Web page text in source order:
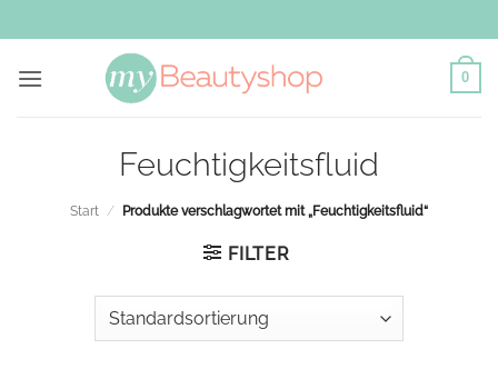
Inhalt
springen
0
Feuchtigkeitsfluid
Start / Produkte verschlagwortet mit „Feuchtigkeitsfluid“
FILTER